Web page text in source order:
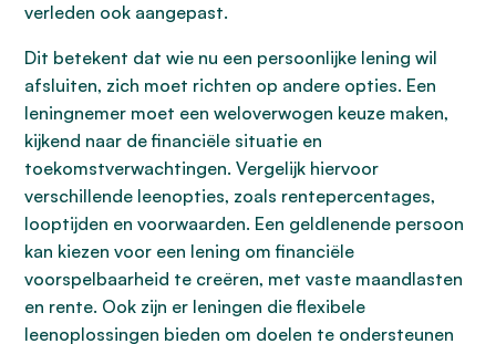
verleden ook aangepast.
Dit betekent dat wie nu een persoonlijke lening wil
afsluiten, zich moet richten op andere opties. Een
leningnemer moet een weloverwogen keuze maken,
kijkend naar de financiële situatie en
toekomstverwachtingen. Vergelijk hiervoor
verschillende leenopties, zoals rentepercentages,
looptijden en voorwaarden. Een geldlenende persoon
kan kiezen voor een lening om financiële
voorspelbaarheid te creëren, met vaste maandlasten
en rente. Ook zijn er leningen die flexibele
leenoplossingen bieden om doelen te ondersteunen